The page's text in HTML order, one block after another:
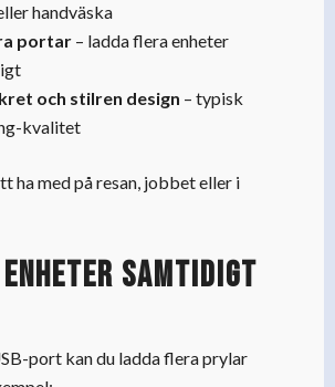
handväska
portar – ladda flera enheter
och stilren design – typisk
kvalitet
ha med på resan, jobbet eller i
samtidigt
port kan du ladda flera prylar